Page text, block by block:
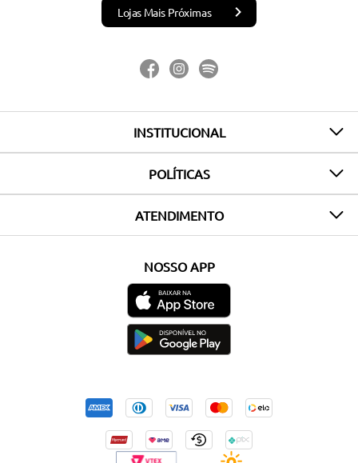
Lojas Mais Próximas
INSTITUCIONAL
POLÍTICAS
ATENDIMENTO
NOSSO APP